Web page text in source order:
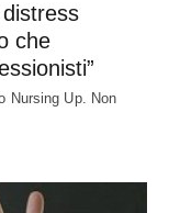
che
Nursing Up. Non